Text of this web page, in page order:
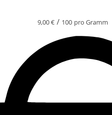
9,00€ / 100 pro Gramm